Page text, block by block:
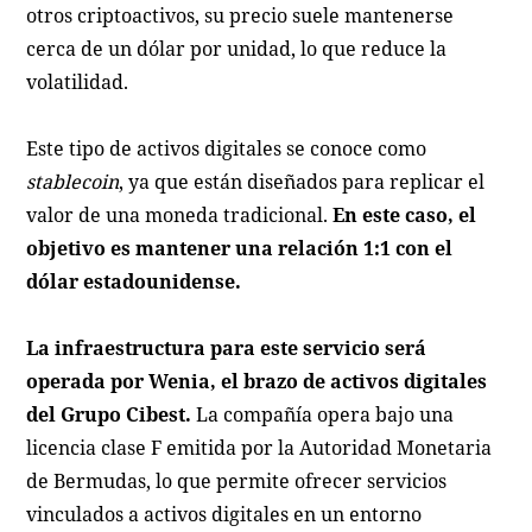
otros criptoactivos, su precio suele mantenerse
cerca de un dólar por unidad, lo que reduce la
volatilidad.
Este tipo de activos digitales se conoce como
stablecoin, ya que están diseñados para replicar el
valor de una moneda tradicional.En este caso, el
objetivo es mantener una relación 1:1 con el
dólar estadounidense.
La infraestructura para este servicio será
operada por Wenia, el brazo de activos digitales
del Grupo Cibest. La compañía opera bajo una
licencia clase F emitida por la Autoridad Monetaria
de Bermudas, lo que permite ofrecer servicios
vinculados a activos digitales en un entorno